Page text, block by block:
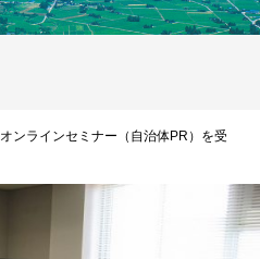
オンラインセミナー（自治体PR）を受